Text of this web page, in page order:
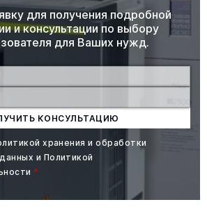
для получения подробной
и консультации по выбору
для Ваших нужд.
КОНСУЛЬТАЦИЮ
хранения и обработки
и Политикой
*